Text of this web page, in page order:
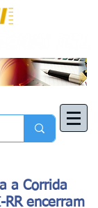
a Corrida
RR encerram